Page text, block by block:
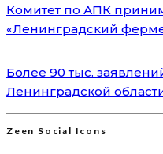
Комитет по АПК
«Ленинградский
Более 90 тыс.
Ленинградской
Zeen Social Icons